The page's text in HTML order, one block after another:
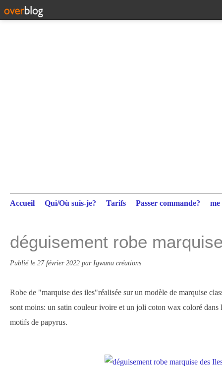
Accueil Qui/Où suis-je? Tarifs Passer commande?
déguisement robe
Publié le 27 février 2022 par Igwana créations
Robe de "marquise des iles"réalisée sur un modèle de marquise
sont moins: un satin couleur ivoire et un joli coton wax coloré dans
motifs de papyrus.